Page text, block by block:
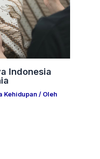
Indonesia
Kehidupan / Oleh